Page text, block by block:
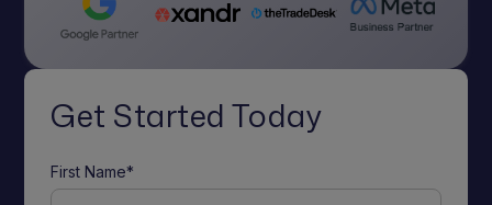
Get Started Today
First Name*